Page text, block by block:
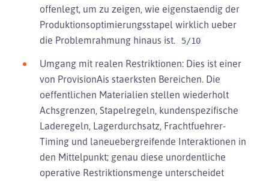
offenlegt, um zu zeigen, wie eigenstaendig der
Produktionsoptimierungsstapel wirklich ueber
die Problemrahmung hinaus ist.
5/10
Umgang mit realen Restriktionen: Dies ist einer
von ProvisionAis staerksten Bereichen. Die
oeffentlichen Materialien stellen wiederholt
Achsgrenzen, Stapelregeln, kundenspezifische
Laderegeln, Lagerdurchsatz, Frachtfuehrer-
Timing und laneuebergreifende Interaktionen in
den Mittelpunkt; genau diese unordentliche
operative Restriktionsmenge unterscheidet